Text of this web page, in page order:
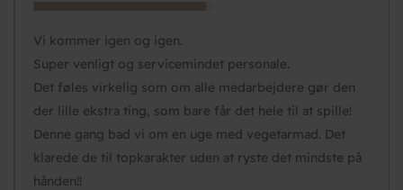
Vi kommer igen og igen.
Super venligt og servicemindet personale.
Det føles virkelig som om alle medarbejdere gør den
der lille ekstra ting, som bare får det hele til at spille!
Denne gang bad vi om en uge med vegetarmad. Det
klarede de til topkarakter uden at ryste det mindste på
hånden!!